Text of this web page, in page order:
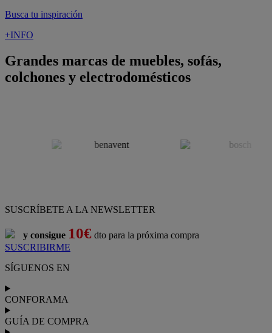
Busca tu inspiración
+INFO
Grandes marcas de muebles, sofás,
colchones y electrodomésticos
SUSCRÍBETE A LA NEWSLETTER
y consigue 10€ dto para la próxima compra
SUSCRIBIRME
SÍGUENOS EN
CONFORAMA
GUÍA DE COMPRA